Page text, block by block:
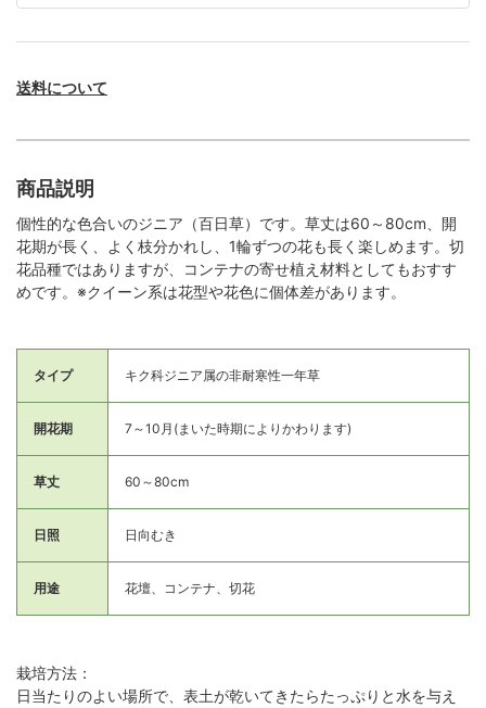
送料について
商品説明
個性的な色合いのジニア（百日草）です。草丈は60～80cm、開
花期が長く、よく枝分かれし、1輪ずつの花も長く楽しめます。切
花品種ではありますが、コンテナの寄せ植え材料としてもおすす
めです。※クイーン系は花型や花色に個体差があります。
タイプ キク科ジニア属の非耐寒性一年草
開花期 7～10月(まいた時期によりかわります)
草丈 60～80cm
日照 日向むき
用途 花壇、コンテナ、切花
栽培方法：
日当たりのよい場所で、表土が乾いてきたらたっぷりと水を与え